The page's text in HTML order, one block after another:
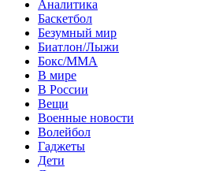
Аналитика
Баскетбол
Безумный мир
Биатлон/Лыжи
Бокс/MMA
В мире
В России
Вещи
Военные новости
Волейбол
Гаджеты
Дети